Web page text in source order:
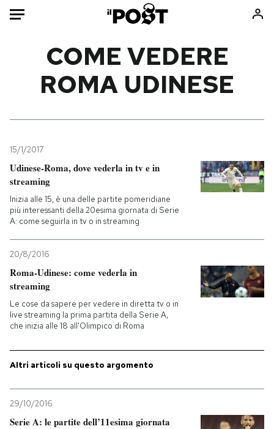
HOME
Mondo
Tecnologia
Internet
Cultura
Economia
Libri
Ok Boomer!
Europa
PODCAST
SHOP
COME VEDERE
ROMA UDINESE
15/1/2017
Udinese-Roma, dove vederla in tv e in
streaming
Inizia alle 15, è una delle partite pomeridiane
più interessanti della 20esima giornata di Serie
A: come seguirla in tv o in streaming
20/8/2016
Roma-Udinese: come vederla in
streaming
Le cose da sapere per vedere in diretta tv o in
live streaming la prima partita della Serie A,
che inizia alle 18 all'Olimpico di Roma
Altri articoli su questo argomento
29/10/2016
Serie A: le partite dell’11esima giornata